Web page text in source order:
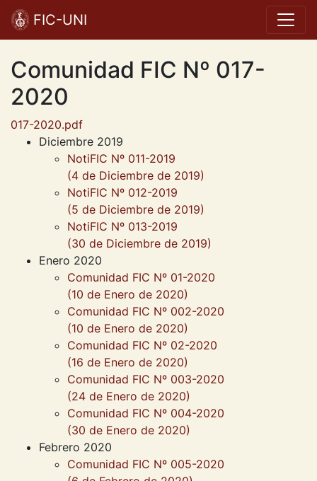
FIC-UNI
Comunidad FIC Nº 017-
2020
017-2020.pdf
Diciembre 2019
NotiFIC Nº 011-2019
(4 de Diciembre de 2019)
NotiFIC Nº 012-2019
(5 de Diciembre de 2019)
NotiFIC Nº 013-2019
(30 de Diciembre de 2019)
Enero 2020
Comunidad FIC Nº 01-2020
(10 de Enero de 2020)
Comunidad FIC Nº 002-2020
(10 de Enero de 2020)
Comunidad FIC Nº 02-2020
(16 de Enero de 2020)
Comunidad FIC Nº 003-2020
(24 de Enero de 2020)
Comunidad FIC Nº 004-2020
(30 de Enero de 2020)
Febrero 2020
Comunidad FIC Nº 005-2020